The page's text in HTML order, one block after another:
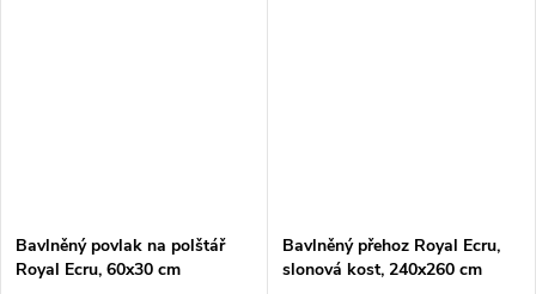
Bavlněný povlak na polštář
Royal Ecru, 60x30 cm
Bavlněný přehoz Royal Ecru,
slonová kost, 240x260 cm